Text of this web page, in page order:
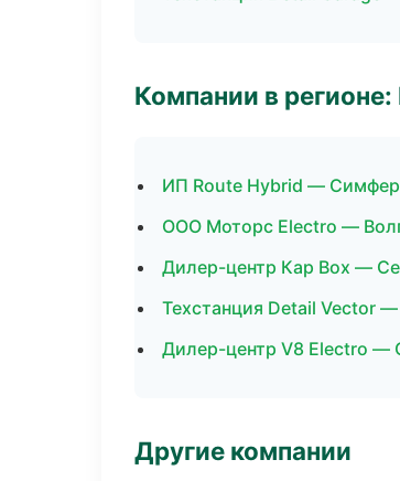
Компании в
ИП Route Hybrid —
ООО Моторс Electro —
Дилер-центр Кар Box —
Техстанция Detail Vector
Дилер-центр V8 Electro —
Другие компании